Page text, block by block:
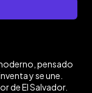
pensado
y se une.
de El Salvador.